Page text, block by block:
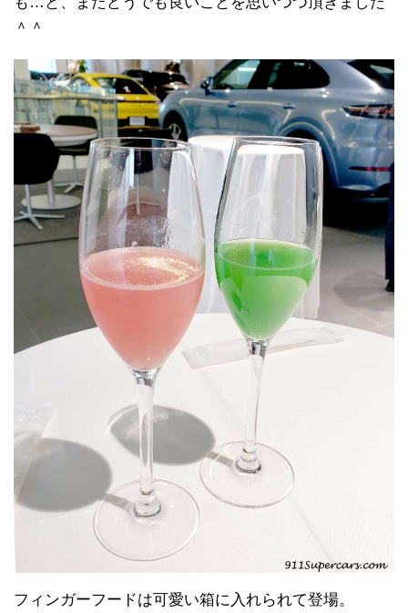
＾＾
フィンガーフードは可愛い箱に入れられて登場。